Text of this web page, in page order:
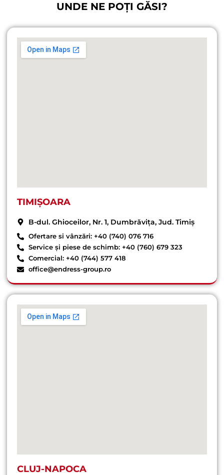
UNDE NE POȚI GĂSI?
TIMIȘOARA
B-dul. Ghioceilor, Nr. 1, Dumbrăvița, Jud. Timiș
Ofertare si vânzări: +40 (740) 076 716
Service și piese de schimb: +40 (760) 679 323
Comercial: +40 (744) 577 418
office@endress-group.ro
CLUJ-NAPOCA